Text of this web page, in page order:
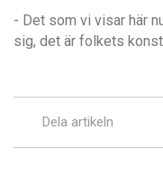
- Det som vi visar här
sig, det är folkets
Dela artikeln